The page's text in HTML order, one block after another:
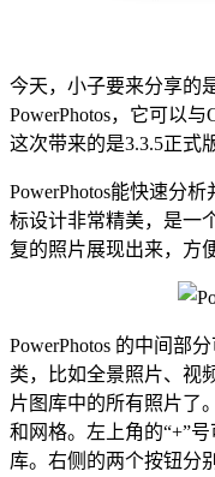
今天，小子要来分享
PowerPhotos，它可以
这次带来的是3.3.5正式
PowerPhotos能快速分
标设计非常精美，是一
复的照片展现出来，方
PowerPhotos 的中间部
类，比如全景照片、视
片图库中的所有照片了
和网格。左上角的“+”
库。右侧的两个按钮分